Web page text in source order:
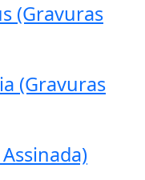
(Gravuras
(Gravuras